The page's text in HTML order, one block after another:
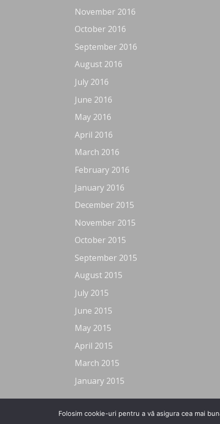
November 2016
October 2016
September 2016
August 2016
July 2016
June 2016
May 2016
April 2016
March 2016
February 2016
January 2016
December 2015
November 2015
October 2015
September 2015
August 2015
July 2015
June 2015
May 2015
April 2015
March 2015
January 2015
Folosim cookie-uri pentru a vă asigura cea mai